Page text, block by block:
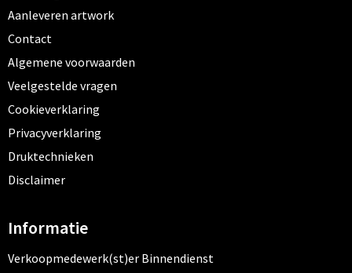
Aanleveren artwork
Contact
Algemene voorwaarden
Veelgestelde vragen
Cookieverklaring
Privacyverklaring
Druktechnieken
Disclaimer
Informatie
Verkoopmedewerk(st)er Binnendienst